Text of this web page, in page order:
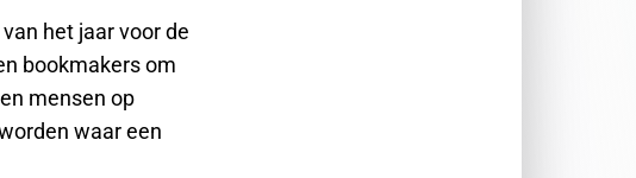
het jaar voor de
bookmakers om
mensen op
waar een